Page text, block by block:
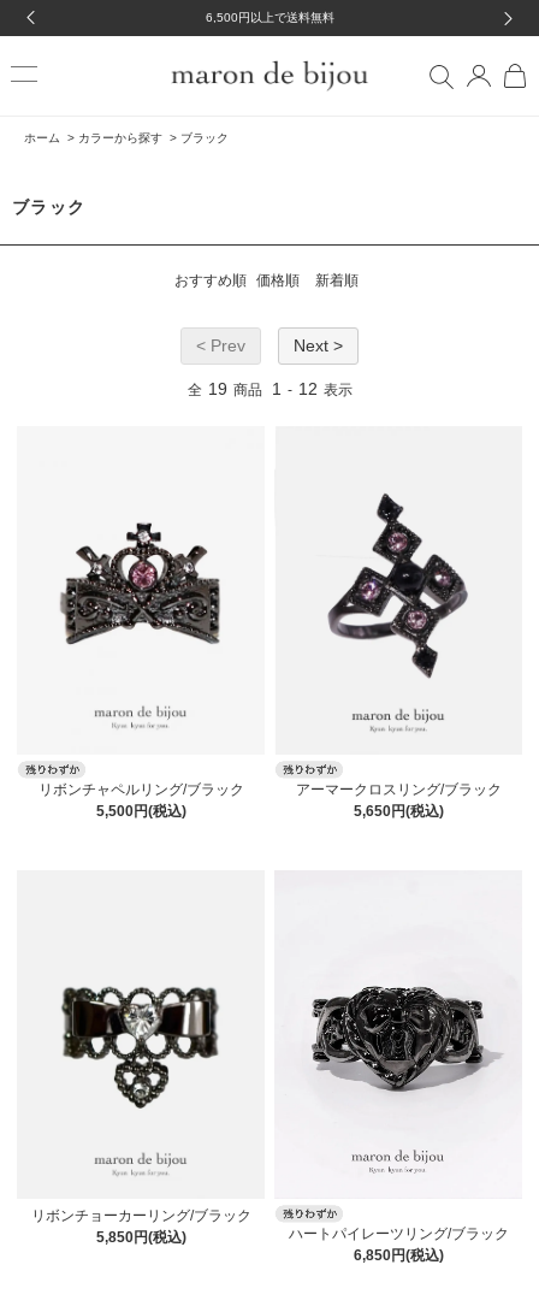
6,500円以上で送料無料
ホーム > カラーから探す > ブラック
ブラック
おすすめ順 価格順 新着順
< Prev Next >
全 19 商品 1 - 12 表示
リボンチャペルリング/ブラック
5,500円(税込)
アーマークロスリング/ブラック
5,650円(税込)
リボンチョーカーリング/ブラック
5,850円(税込)
ハートパイレーツリング/ブラック
6,850円(税込)